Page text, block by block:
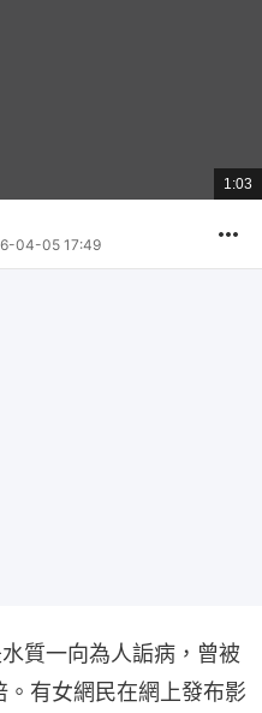
總
共
1:03
04-05 17:49
質一向為人詬病，曾被
有女網民在網上發布影